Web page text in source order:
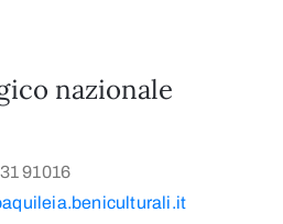
nazionale
91016